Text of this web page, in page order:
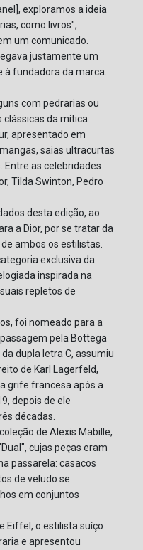
exploramos a ideia
como livros",
um comunicado.
justamente um
fundadora da marca.
com pedrarias ou
clássicas da mítica
apresentado em
saias ultracurtas
Entre as celebridades
Tilda Swinton, Pedro
desta edição, ao
a Dior, por se tratar da
ambos os estilistas.
exclusiva da
inspirada na
repletos de
foi nomeado para a
pela Bottega
dupla letra C, assumiu
de Karl Lagerfeld,
grife francesa após a
depois de ele
décadas.
de Alexis Mabille,
cujas peças eram
passarela: casacos
de veludo se
em conjuntos
Eiffel, o estilista suíço
e apresentou